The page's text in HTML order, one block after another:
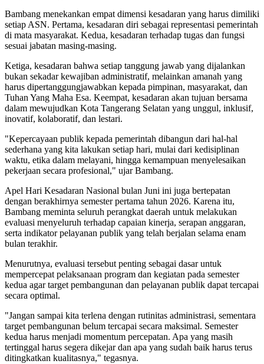
Bambang menekankan empat dimensi kesadaran yang harus dimiliki
setiap ASN. Pertama, kesadaran diri sebagai representasi pemerintah
di mata masyarakat. Kedua, kesadaran terhadap tugas dan fungsi
sesuai jabatan masing-masing.
Ketiga, kesadaran bahwa setiap tanggung jawab yang dijalankan
bukan sekadar kewajiban administratif, melainkan amanah yang
harus dipertanggungjawabkan kepada pimpinan, masyarakat, dan
Tuhan Yang Maha Esa. Keempat, kesadaran akan tujuan bersama
dalam mewujudkan Kota Tangerang Selatan yang unggul, inklusif,
inovatif, kolaboratif, dan lestari.
"Kepercayaan publik kepada pemerintah dibangun dari hal-hal
sederhana yang kita lakukan setiap hari, mulai dari kedisiplinan
waktu, etika dalam melayani, hingga kemampuan menyelesaikan
pekerjaan secara profesional," ujar Bambang.
Apel Hari Kesadaran Nasional bulan Juni ini juga bertepatan
dengan berakhirnya semester pertama tahun 2026. Karena itu,
Bambang meminta seluruh perangkat daerah untuk melakukan
evaluasi menyeluruh terhadap capaian kinerja, serapan anggaran,
serta indikator pelayanan publik yang telah berjalan selama enam
bulan terakhir.
Menurutnya, evaluasi tersebut penting sebagai dasar untuk
mempercepat pelaksanaan program dan kegiatan pada semester
kedua agar target pembangunan dan pelayanan publik dapat tercapai
secara optimal.
"Jangan sampai kita terlena dengan rutinitas administrasi, sementara
target pembangunan belum tercapai secara maksimal. Semester
kedua harus menjadi momentum percepatan. Apa yang masih
tertinggal harus segera dikejar dan apa yang sudah baik harus terus
ditingkatkan kualitasnya," tegasnya.